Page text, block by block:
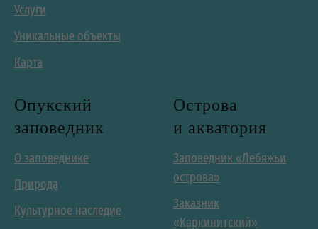
Услуги
Уникальные объекты
Карта
Опукский
заповедник
О заповеднике
Природа
Культурное наследие
Острова
и акватория
Заповедник «Лебяжьи
острова»
Заказник
«Каркинитский»